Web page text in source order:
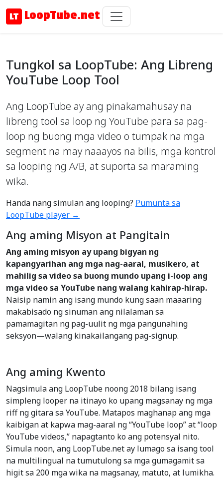
LoopTube.net
Tungkol sa LoopTube: Ang Libreng
YouTube Loop Tool
Ang LoopTube ay ang pinakamahusay na
libreng tool sa loop ng YouTube para sa pag-
loop ng buong mga video o tumpak na mga
segment na may naaayos na bilis, mga kontrol
sa looping ng A/B, at suporta sa maraming
wika.
Handa nang simulan ang looping? Pumunta sa
LoopTube player →
Ang aming Misyon at Pangitain
Ang aming misyon ay upang bigyan ng
kapangyarihan ang mga nag-aaral, musikero, at
mahilig sa video sa buong mundo upang i-loop ang
mga video sa YouTube nang walang kahirap-hirap.
Naisip namin ang isang mundo kung saan maaaring
makabisado ng sinuman ang nilalaman sa
pamamagitan ng pag-uulit ng mga pangunahing
seksyon—walang kinakailangang pag-signup.
Ang aming Kwento
Nagsimula ang LoopTube noong 2018 bilang isang
simpleng looper na itinayo ko upang magsanay ng mga
riff ng gitara sa YouTube. Matapos maghanap ang mga
kaibigan at kapwa mag-aaral ng “YouTube loop” at “loop
YouTube videos,” napagtanto ko ang potensyal nito.
Simula noon, ang LoopTube.net ay lumago sa isang tool
na multilingual na tumutulong sa mga gumagamit sa
higit sa 200 mga wika na magsanay, matuto, at lumikha.